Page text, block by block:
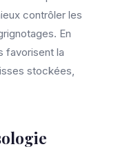
contrôler les
En
favorisent la
stockées,